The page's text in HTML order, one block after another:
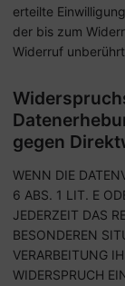
erteilte
der bis zum
Widerruf
gegen
WENN DIE
6 ABS. 1 LIT. E
JEDERZEIT DAS
BESONDEREN
VERARBEITUNG
WIDERSPRUCH